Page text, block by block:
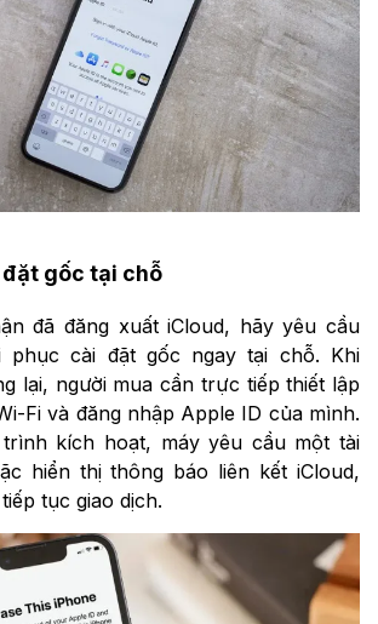
gốc tại chỗ
đã đăng xuất iCloud, hãy yêu cầu
phục cài đặt gốc ngay tại chỗ. Khi
lại, người mua cần trực tiếp thiết lập
Fi và đăng nhập Apple ID của mình.
kích hoạt, máy yêu cầu một tài
hiển thị thông báo liên kết iCloud,
tục giao dịch.